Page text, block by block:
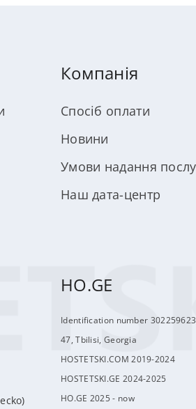
Компанія
Спосіб оплати
Новини
Умови надання
Наш дата-центр
HO.GE
Identification number
47, Tbilisi, Georgia
HOSTETSKI.COM 2019-2024
HOSTETSKI.GE 2024-2025
HO.GE 2025 - now